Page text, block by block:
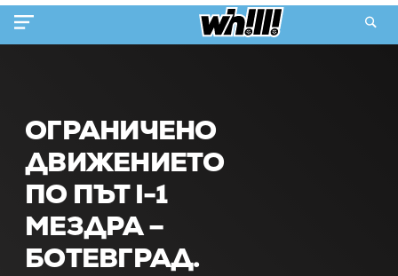
ОГРАНИЧЕНО
ДВИЖЕНИЕТО
ПО ПЪТ I-1
МЕЗДРА –
БОТЕВГРАД.